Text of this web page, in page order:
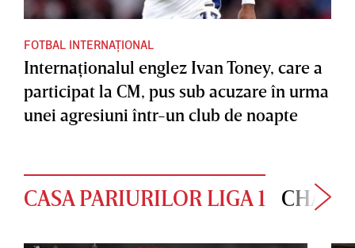
FOTBAL INTERNAȚIONAL
Internaţionalul englez Ivan Toney, care a
participat la CM, pus sub acuzare în urma
unei agresiuni într-un club de noapte
CASA PARIURILOR LIGA 1